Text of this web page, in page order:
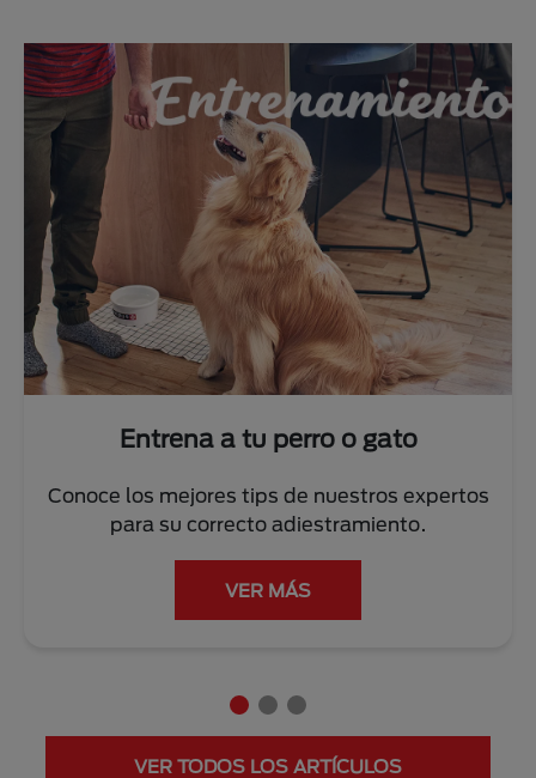
Next
Entrena a tu perro o gato
Conoce los mejores tips de nuestros expertos
para su correcto adiestramiento.
VER MÁS
VER TODOS LOS ARTÍCULOS